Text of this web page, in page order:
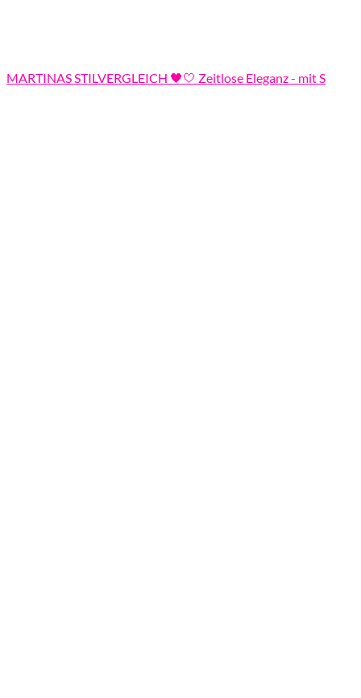
MARTINAS STILVERGLEICH 🖤🤍 Zeitlose Eleganz - mit S